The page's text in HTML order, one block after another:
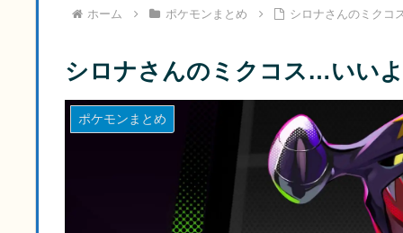
ホーム ポケモンまとめ シロナさんのミクコ
シロナさんのミクコス…いい
ポケモンまとめ